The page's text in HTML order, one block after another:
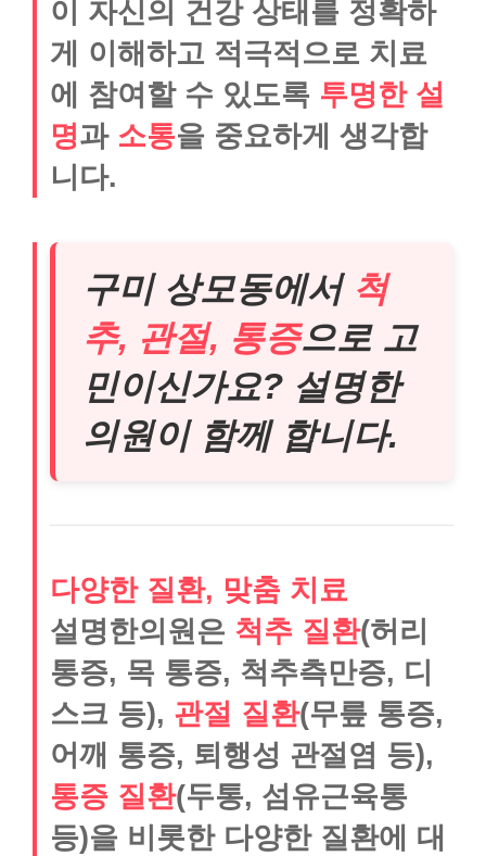
이 자신의 건강 상태를 정확하
게 이해하고 적극적으로 치료
에 참여할 수 있도록 투명한 설
명과 소통을 중요하게 생각합
니다.
구미 상모동에서 척
추, 관절, 통증으로 고
민이신가요? 설명한
의원이 함께 합니다.
다양한 질환, 맞춤 치료
설명한의원은 척추 질환(허리
통증, 목 통증, 척추측만증, 디
스크 등), 관절 질환(무릎 통증,
어깨 통증, 퇴행성 관절염 등),
통증 질환(두통, 섬유근육통
등)을 비롯한 다양한 질환에 대